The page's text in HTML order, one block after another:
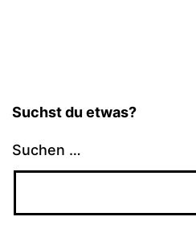
Suchst du etwas?
Suchen …